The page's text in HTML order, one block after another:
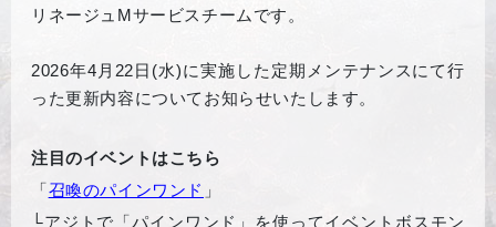
リネージュMサービスチームです。
2026年4月22日(水)に実施した定期メンテナンスにて行
った更新内容についてお知らせいたします。
注目のイベントはこちら
「召喚のパインワンド 」
└アジトで「パインワンド」を使ってイベントボスモン